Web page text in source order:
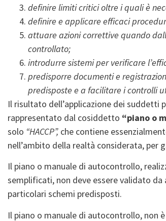
definire limiti critici oltre i quali è
definire e applicare efficaci
attuare azioni correttive quando
controllato;
introdurre sistemi per verificare
predisporre documenti e
predisposte e a facilitare i controlli
Il risultato dell’applicazione dei suddetti
rappresentato dal cosiddetto “piano o
solo “HACCP”, che contiene
nell’ambito della realtà considerata, per
Il piano o manuale di autocontrollo,
semplificati, non deve essere validato
particolari schemi predisposti.
Il piano o manuale di autocontrollo, non